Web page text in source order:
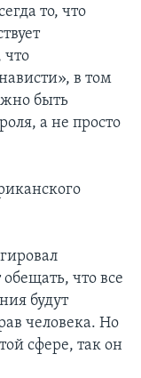
то, что
что
в том
быть
а не просто
что все
будут
человека. Но
сфере, так он